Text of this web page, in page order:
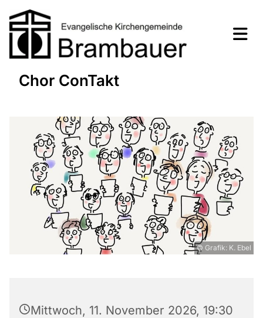
Chor ConTakt
© Grafik: K. Ebel
Mittwoch, 11. November 2026, 19:30